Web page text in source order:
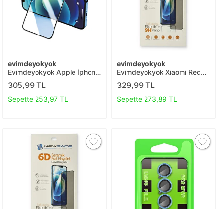
evimdeyokyok
Evimdeyokyok Apple İphone
13 Pro Max 3d Antistatik
Cam Ekran Koruyucu T20
305,99 TL
Sepette 253,97 TL
evimdeyokyok
Evimdeyokyok Xiaomi Redmi
9t 6d Mat Seramik Hayalet
Nano Ekran Koruyucu T20
329,99 TL
Sepette 273,89 TL